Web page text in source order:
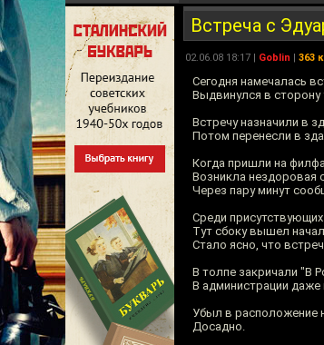
Встреча с
02.06.08 18:17 | Goblin | 363
Сегодня намечалась
Выдвинулся в сторону
Встречу назначили в
Потом перенесли в
Когда пришли на
Возникла нездоровая
Через пару минут
Среди
Тут сбоку вышел
Стало ясно, что
В толпе закричали "В
В администрации даже
Убыл в расположение
Досадно.